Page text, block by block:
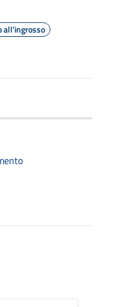
all'ingrosso